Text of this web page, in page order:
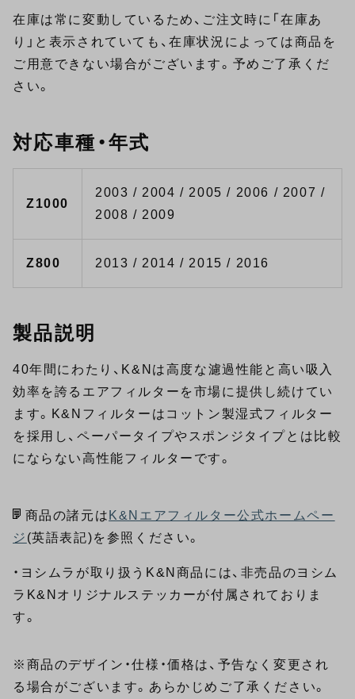
在庫は常に変動しているため、ご注文時に「在庫あ
り」と表示されていても、在庫状況によっては商品を
ご用意できない場合がございます。予めご了承くだ
さい。
対応車種・年式
Z1000
2003 / 2004 / 2005 / 2006 / 2007 /
2008 / 2009
Z800 2013 / 2014 / 2015 / 2016
製品説明
40年間にわたり、K&Nは高度な濾過性能と高い吸入
効率を誇るエアフィルターを市場に提供し続けてい
ます。K&Nフィルターはコットン製湿式フィルター
を採用し、ペーパータイプやスポンジタイプとは比較
にならない高性能フィルターです。
商品の諸元は K&Nエアフィルター公式ホームペー
ジ (英語表記)を参照ください。
・ヨシムラが取り扱うK&N商品には、非売品のヨシム
ラK&Nオリジナルステッカーが付属されておりま
す。
※商品のデザイン・仕様・価格は、予告なく変更され
る場合がございます。あらかじめご了承ください。